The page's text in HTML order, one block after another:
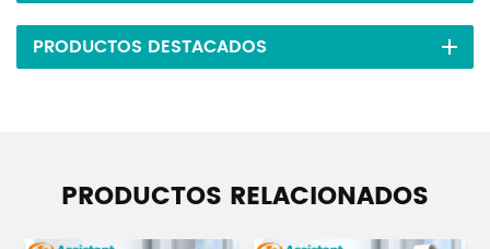
PRODUCTOS DESTACADOS
PRODUCTOS RELACIONADOS